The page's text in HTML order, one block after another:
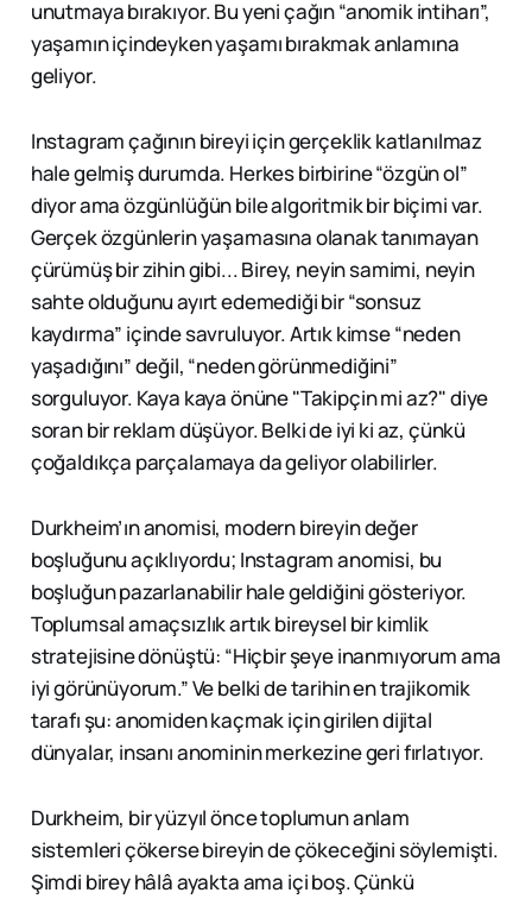
unutmaya bırakıyor. Bu yeni çağın “anomik intiharı”,
yaşamın içindeyken yaşamı bırakmak anlamına
geliyor.
Instagram çağının bireyi için gerçeklik katlanılmaz
hale gelmiş durumda. Herkes birbirine “özgün ol”
diyor ama özgünlüğün bile algoritmik bir biçimi var.
Gerçek özgünlerin yaşamasına olanak tanımayan
çürümüş bir zihin gibi... Birey, neyin samimi, neyin
sahte olduğunu ayırt edemediği bir “sonsuz
kaydırma” içinde savruluyor. Artık kimse “neden
yaşadığını” değil, “neden görünmediğini”
sorguluyor. Kaya kaya önüne "Takipçin mi az?" diye
soran bir reklam düşüyor. Belki de iyi ki az, çünkü
çoğaldıkça parçalamaya da geliyor olabilirler.
Durkheim’ın anomisi, modern bireyin değer
boşluğunu açıklıyordu; Instagram anomisi, bu
boşluğun pazarlanabilir hale geldiğini gösteriyor.
Toplumsal amaçsızlık artık bireysel bir kimlik
stratejisine dönüştü: “Hiçbir şeye inanmıyorum ama
iyi görünüyorum.” Ve belki de tarihin en trajikomik
tarafı şu: anomiden kaçmak için girilen dijital
dünyalar, insanı anominin merkezine geri fırlatıyor.
Durkheim, bir yüzyıl önce toplumun anlam
sistemleri çökerse bireyin de çökeceğini söylemişti.
Şimdi birey hâlâ ayakta ama içi boş. Çünkü